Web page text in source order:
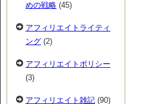
めの戦略 (45)
アフィリエイトライティ
ング (2)
アフィリエイトポリシー
(3)
アフィリエイト雑記 (90)